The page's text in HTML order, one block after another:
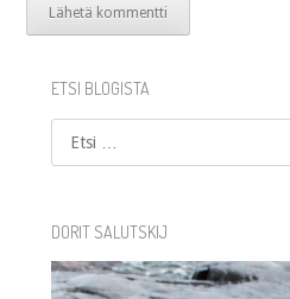
ETSI BLOGISTA
Etsi
DORIT SALUTSKIJ